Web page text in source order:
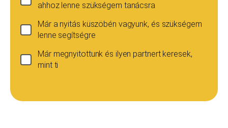
ahhoz lenne szükségem tanácsra
Már a nyitás küszöbén vagyunk, és szükségem
lenne segítségre
Már megnyitottunk és ilyen partnert keresek,
mint ti